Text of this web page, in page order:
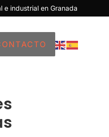
e industrial en Granada